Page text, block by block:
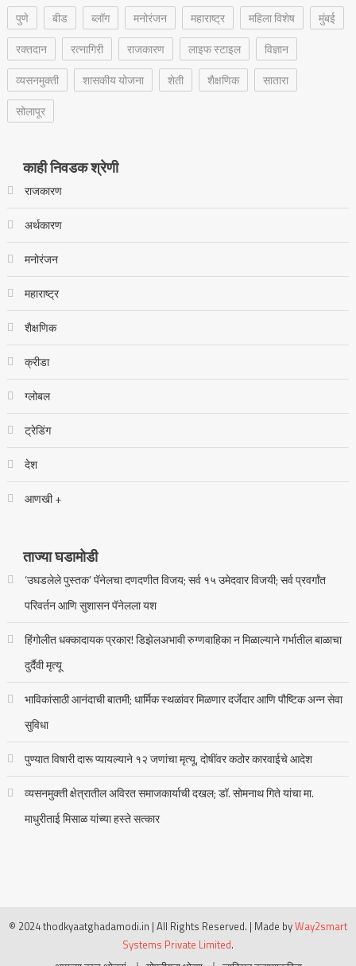
पुणे
बीड ब्लॉग मनोरंजन महाराष्ट्र महिला विशेष
मुंबई
रक्‍तदान
रत्नागिरी राजकारण लाइफ स्टाइल
विज्ञान
व्यसनमुक्ती
शासकीय योजना शेती शैक्षणिक
सातारा
सोलापूर
काही निवडक श्रेणी
राजकारण
अर्थकारण
मनोरंजन
महाराष्ट्र
शैक्षणिक
क्रीडा
ग्लोबल
ट्रेडिंग
देश
आणखी +
ताज्या घडामोडी
‘उघडलेले पुस्तक’ पॅनेलचा दणदणीत विजय; सर्व १५ उमेदवार विजयी; सर्व प्रवर्गांत
परिवर्तन आणि सुशासन पॅनेलला यश
हिंगोलीत धक्कादायक प्रकार! डिझेलअभावी रुग्णवाहिका न मिळाल्याने गर्भातील बाळाचा
दुर्दैवी मृत्यू
भाविकांसाठी आनंदाची बातमी; धार्मिक स्थळांवर मिळणार दर्जेदार आणि पौष्टिक अन्न सेवा
सुविधा
पुण्यात विषारी दारू प्यायल्याने १२ जणांचा मृत्यू, दोषींवर कठोर कारवाईचे आदेश
व्यसनमुक्ती क्षेत्रातील अविरत समाजकार्याची दखल; डॉ. सोमनाथ गिते यांचा मा.
माधुरीताई मिसाळ यांच्या हस्ते सत्कार
© 2024 thodkyaatghadamodi.in | All Rights Reserved. | Made byWay2smart
Systems Private Limited.